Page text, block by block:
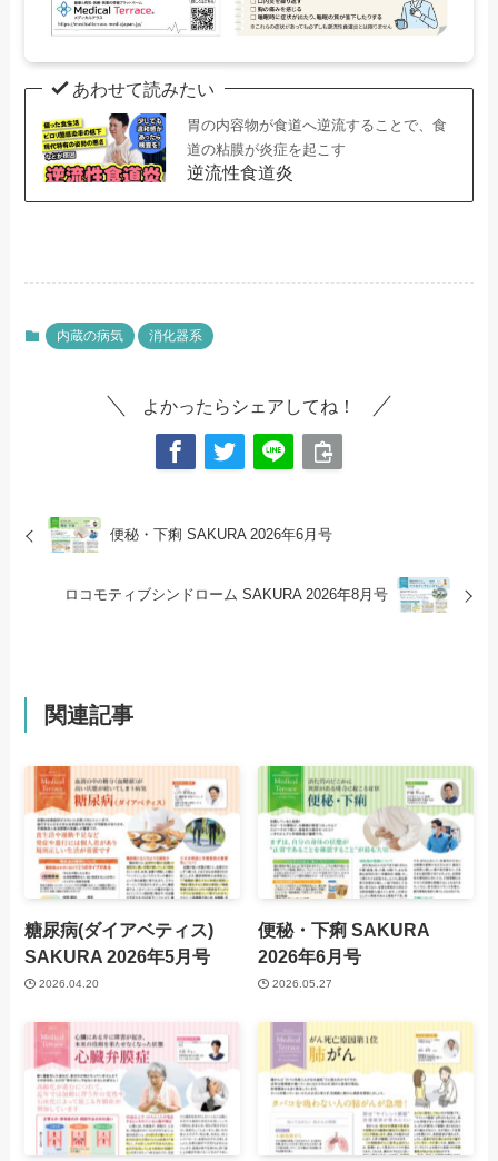
あわせて読みたい
胃の内容物が食道へ逆流することで、食
道の粘膜が炎症を起こす
逆流性食道炎
内蔵の病気 消化器系
よかったらシェアしてね！
便秘・下痢 SAKURA 2026年6月号
ロコモティブシンドローム SAKURA 2026年8月号
関連記事
糖尿病(ダイアベティス)
SAKURA 2026年5月号
2026.04.20
便秘・下痢 SAKURA
2026年6月号
2026.05.27